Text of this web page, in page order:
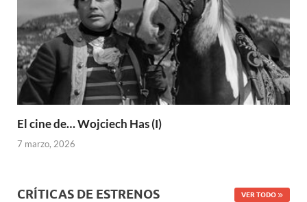
El cine de… Wojciech Has (I)
7 marzo, 2026
CRÍTICAS DE ESTRENOS VER TODO